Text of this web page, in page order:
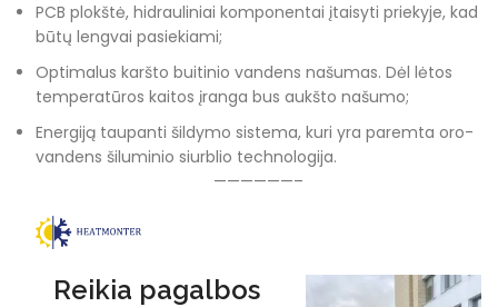
PCB plokštė, hidrauliniai komponentai įtaisyti priekyje, kad
būtų lengvai pasiekiami;
Optimalus karšto buitinio vandens našumas. Dėl lėtos
temperatūros kaitos įranga bus aukšto našumo;
Energiją taupanti šildymo sistema, kuri yra paremta oro-
vandens šiluminio siurblio technologija.
——————–
Reikia pagalbos